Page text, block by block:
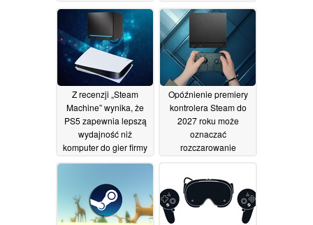
poddają w wątpliwość
ich cenę26/06/2026
techniczne ograniczają
wydajność
23/06/2026
Z recenzji „Steam
Machine” wynika, że
PS5 zapewnia lepszą
wydajność niż
komputer do gier firmy
23/06/2026
Opóźnienie premiery
kontrolera Steam do
2027 roku może
oznaczać
rozczarowanie
Steam Machine
19/06/2026